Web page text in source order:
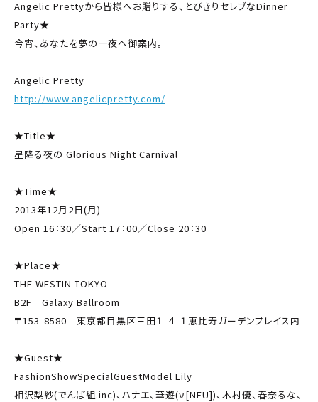
Angelic Prettyから皆様へお贈りする、とびきりセレブなDinner
Party★
今宵、あなたを夢の一夜へ御案内。
Angelic Pretty
http://www.angelicpretty.com/
★Title★
星降る夜の Glorious Night Carnival
★Time★
2013年12月2日(月)
Open 16：30／Start 17：00／Close 20：30
★Place★
THE WESTIN TOKYO
B2F Galaxy Ballroom
〒153-8580 東京都目黒区三田１-４-１恵比寿ガーデンプレイス内
★Guest★
FashionShowSpecialGuestModel Lily
相沢梨紗(でんぱ組.inc)、ハナエ、華遊(ν[NEU])、木村優、春奈るな、